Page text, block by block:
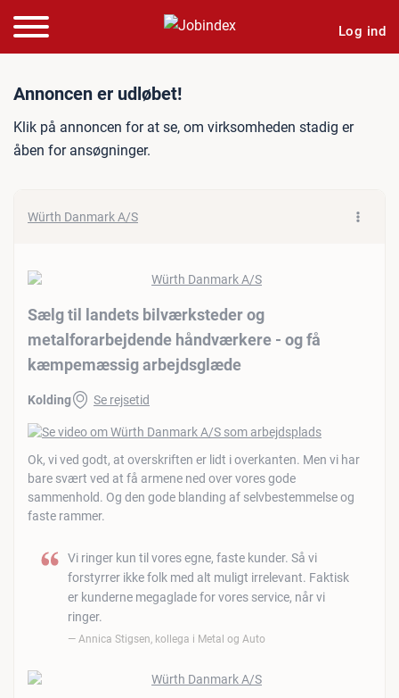
Log ind
Jobannonce: Sælg til
Annoncen er udløbet!
Klik på annoncen for at se, om virksomheden stadig er
åben for ansøgninger.
Würth Danmark A/S
Sælg til landets bilværksteder og
metalforarbejdende håndværkere - og få
kæmpemæssig arbejdsglæde
Kolding Se rejsetid
Ok, vi ved godt, at overskriften er lidt i overkanten. Men vi har
bare svært ved at få armene ned over vores gode
sammenhold. Og den gode blanding af selvbestemmelse og
faste rammer.
Vi ringer kun til vores egne, faste kunder. Så vi
forstyrrer ikke folk med alt muligt irrelevant. Faktisk
er kunderne megaglade for vores service, når vi
ringer.
Annica Stigsen, kollega i Metal og Auto